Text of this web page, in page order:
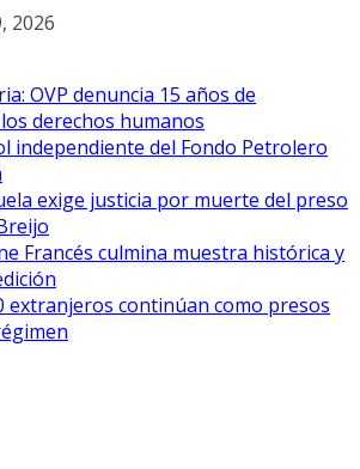
2026
OVP denuncia 15 años de
derechos humanos
independiente del Fondo Petrolero
exige justicia por muerte del preso
Francés culmina muestra histórica y
extranjeros continúan como presos